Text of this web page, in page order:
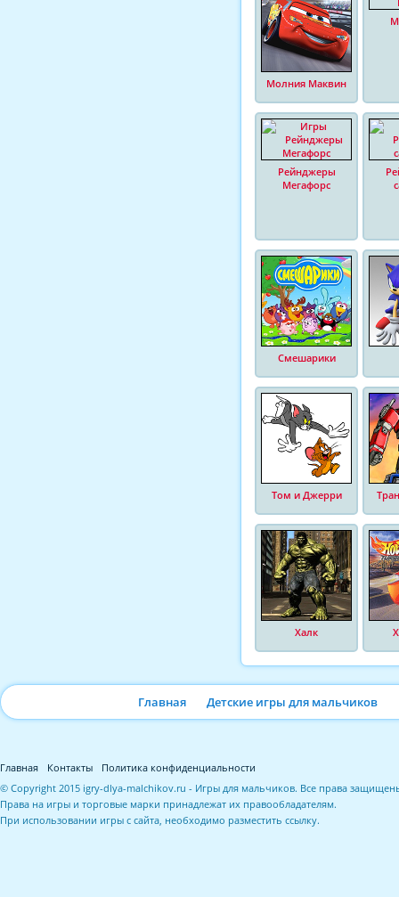
Молния Маквин
Рейнджеры
Мегафорс
Смешарики
Том и Джерри
Халк
Главная Детские игры для мальчиков
Главная Контакты
Политика конфиденциальности
© Copyright 2015 igry-dlya-malchikov.ru - Игры для мальчиков. Все права
Права на игры и торговые марки принадлежат их правообладателям.
При использовании игры с сайта, необходимо разместить ссылку.